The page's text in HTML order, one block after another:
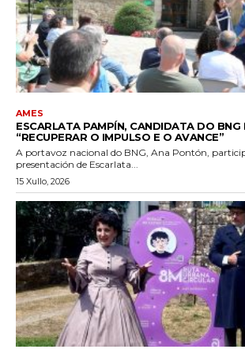
AMES
ESCARLATA PAMPÍN, CANDIDATA DO BNG
“RECUPERAR O IMPULSO E O AVANCE”
A portavoz nacional do BNG, Ana Pontón,
presentación de Escarlata...
15 Xullo, 2026